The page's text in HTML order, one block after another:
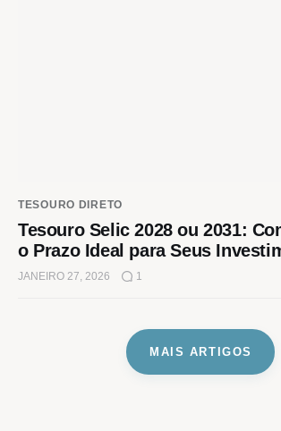
TESOURO DIRETO
Tesouro Selic 2028 ou 2031:
o Prazo Ideal para Seus
JANEIRO 27, 2026 1
MAIS ARTIGOS